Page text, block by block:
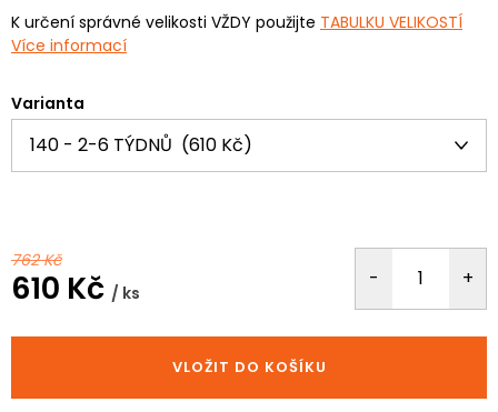
K určení správné velikosti VŽDY použijte TABULKU VELIKOSTÍ
Více informací
Varianta
762 Kč
610 Kč / ks
cena:
VLOŽIT DO KOŠÍKU